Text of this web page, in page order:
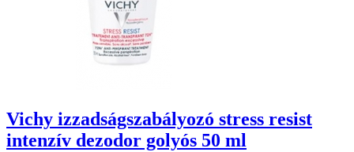
Vichy izzadságszabályozó stress resist
intenzív dezodor golyós 50 ml